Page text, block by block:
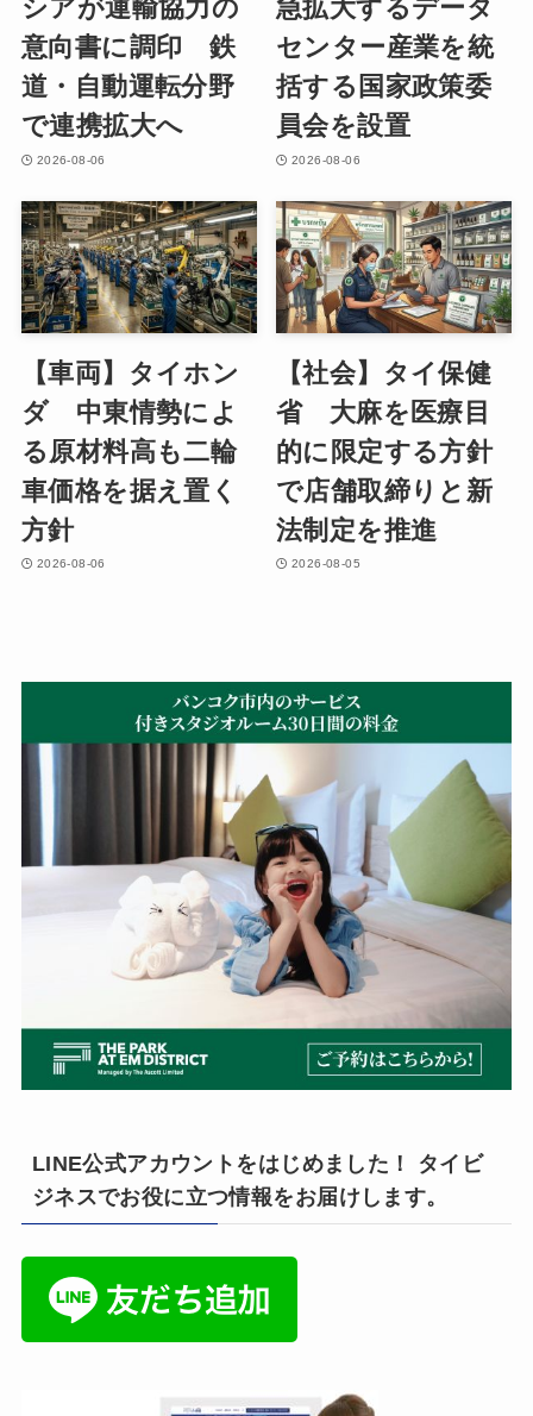
シアが運輸協力の
意向書に調印 鉄
道・自動運転分野
で連携拡大へ
2026-08-06
急拡大するデータ
センター産業を統
括する国家政策委
員会を設置
2026-08-06
【車両】タイホン
ダ 中東情勢によ
る原材料高も二輪
車価格を据え置く
方針
2026-08-06
【社会】タイ保健
省 大麻を医療目
的に限定する方針
で店舗取締りと新
法制定を推進
2026-08-05
LINE公式アカウントをはじめました！ タイビ
ジネスでお役に立つ情報をお届けします。